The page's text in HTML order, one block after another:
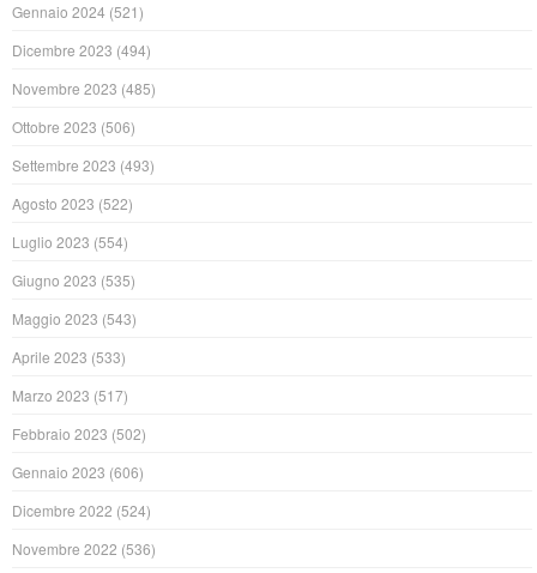
Gennaio 2024 (521)
Dicembre 2023 (494)
Novembre 2023 (485)
Ottobre 2023 (506)
Settembre 2023 (493)
Agosto 2023 (522)
Luglio 2023 (554)
Giugno 2023 (535)
Maggio 2023 (543)
Aprile 2023 (533)
Marzo 2023 (517)
Febbraio 2023 (502)
Gennaio 2023 (606)
Dicembre 2022 (524)
Novembre 2022 (536)